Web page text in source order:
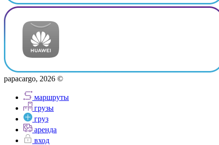
papacargo, 2026 ©
маршруты
грузы
груз
аренда
вход